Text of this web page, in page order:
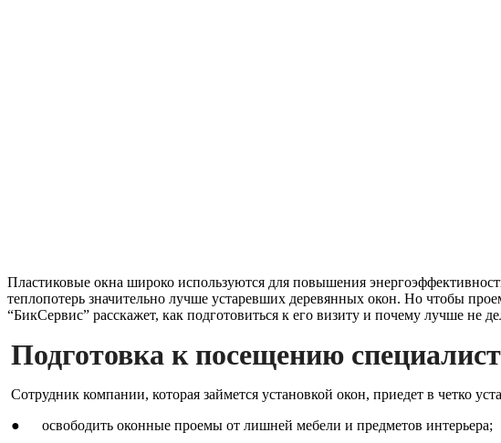
Пластиковые окна широко используются для повышения
теплопотерь значительно лучше устаревших деревянных окон. Но чтобы
“БикСервис” расскажет, как подготовиться к его визиту и почему лучше не
Подготовка к посещению
Сотрудник компании, которая займется установкой окон, приедет в четко
● освободить оконные проемы от лишней мебели и предметов интерьера;